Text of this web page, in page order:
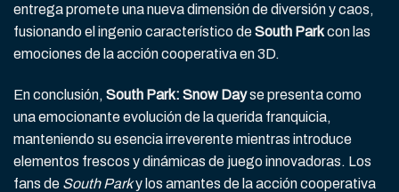
entrega promete una nueva dimensión de diversión y caos,
fusionando el ingenio característico deSouth Parkcon las
emociones de la acción cooperativa en 3D.
En conclusión, South Park: Snow Dayse presenta como
una emocionante evolución de la querida franquicia,
manteniendo su esencia irreverente mientras introduce
elementos frescos y dinámicas de juego innovadoras. Los
fans de South Parky los amantes de la acción cooperativa